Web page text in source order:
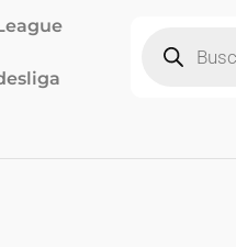
productos